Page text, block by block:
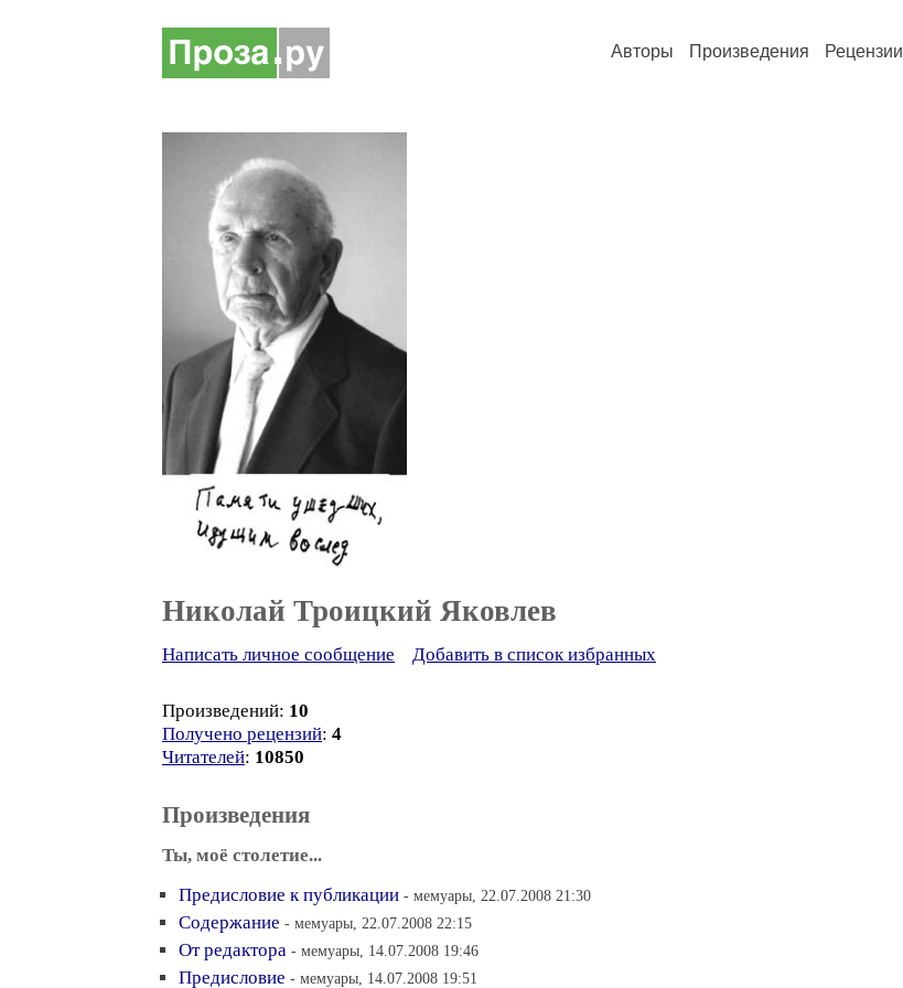
Авторы Произведения Рецензии
Николай Троицкий Яковлев
Написать личное сообщение Добавить в список избранных
Произведений: 10
Получено рецензий: 4
Читателей: 10850
Произведения
Ты, моё столетие...
Предисловие к публикации - мемуары, 22.07.2008 21:30
Содержание - мемуары, 22.07.2008 22:15
От редактора - мемуары, 14.07.2008 19:46
Предисловие - мемуары, 14.07.2008 19:51